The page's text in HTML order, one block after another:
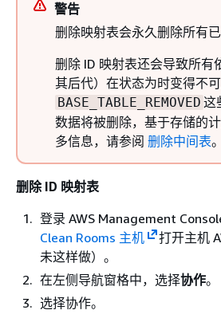
警告
删除映射表会永久删除所有已
删除 ID 映射表还会导致所有
其后代）在状态为时变得不可
BASE_TABLE_REMOVED 这
数据将被删除，基于存储的
多信息，请参阅 删除中间表。
删除 ID 映射表
登录 AWS Management
Clean Rooms 主机
打开主机
未这样做）。
在左侧导航窗格中，选择协作。
选择协作。